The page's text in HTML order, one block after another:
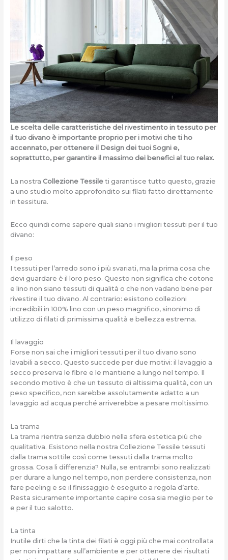
Le scelta delle caratteristiche del rivestimento in tessuto per
il tuo divano è importante proprio per i motivi che ti ho
accennato, per ottenere il Design dei tuoi Sogni e,
soprattutto, per garantire il massimo dei benefici al tuo relax.
La nostra Collezione Tessileti garantisce tutto questo, grazie
a uno studio molto approfondito sui filati fatto direttamente
in tessitura.
Ecco quindi come sapere quali siano i migliori tessuti per il tuo
divano:
Il peso
I tessuti per l’arredo sono i più svariati, ma la prima cosa che
devi guardare è il loro peso. Questo non significa che cotone
e lino non siano tessuti di qualità o che non vadano bene per
rivestire il tuo divano. Al contrario: esistono collezioni
incredibili in 100% lino con un peso magnifico, sinonimo di
utilizzo di filati di primissima qualità e bellezza estrema.
Il lavaggio
Forse non sai che i migliori tessuti per il tuo divano sono
lavabili a secco. Questo succede per due motivi: il lavaggio a
secco preserva le fibre e le mantiene a lungo nel tempo. Il
secondo motivo è che un tessuto di altissima qualità, con un
peso specifico, non sarebbe assolutamente adatto a un
lavaggio ad acqua perché arriverebbe a pesare moltissimo.
La trama
La trama rientra senza dubbio nella sfera estetica più che
qualitativa. Esistono nella nostra Collezione Tessile tessuti
dalla trama sottile così come tessuti dalla trama molto
grossa. Cosa li differenzia? Nulla, se entrambi sono realizzati
per durare a lungo nel tempo, non perdere consistenza, non
fare peeling e se il finissaggio è eseguito a regola d’arte.
Resta sicuramente importante capire cosa sia meglio per te
e per il tuo salotto.
La tinta
Inutile dirti che la tinta dei filati è oggi più che mai controllata
per non impattare sull’ambiente e per ottenere dei risultati